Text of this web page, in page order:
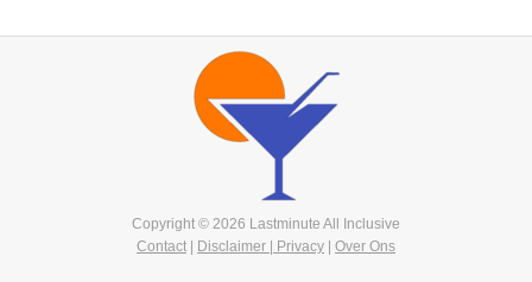
Copyright © 2026 Lastminute All Inclusive
Contact
Disclaimer | Privacy Over Ons